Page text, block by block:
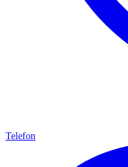
Telefon